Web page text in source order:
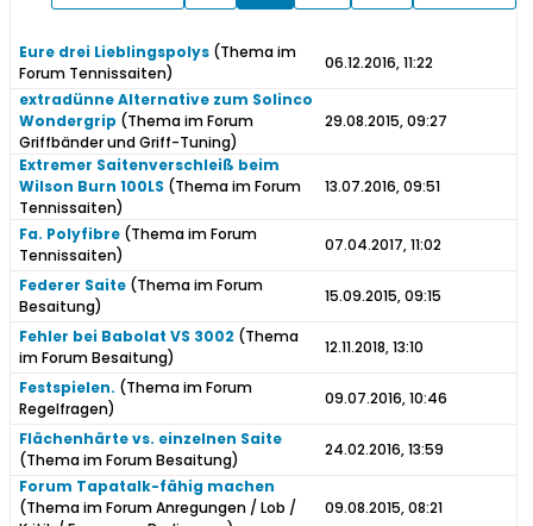
Eure drei Lieblingspolys (Thema im
Forum Tennissaiten)
06.12.2016, 11:22
extradünne Alternative zum Solinco
Wondergrip (Thema im Forum
Griffbänder und Griff-Tuning)
29.08.2015, 09:27
Extremer Saitenverschleiß beim
Wilson Burn 100LS (Thema im Forum
Tennissaiten)
13.07.2016, 09:51
Fa. Polyfibre (Thema im Forum
Tennissaiten)
07.04.2017, 11:02
Federer Saite (Thema im Forum
Besaitung)
15.09.2015, 09:15
Fehler bei Babolat VS 3002 (Thema
im ForumBesaitung)
12.11.2018, 13:10
Festspielen. (Thema im Forum
Regelfragen)
09.07.2016, 10:46
Flächenhärte vs. einzelnen Saite
(Thema im ForumBesaitung)
24.02.2016, 13:59
Forum Tapatalk-fähig machen
(Thema im ForumAnregungen / Lob /
09.08.2015, 08:21